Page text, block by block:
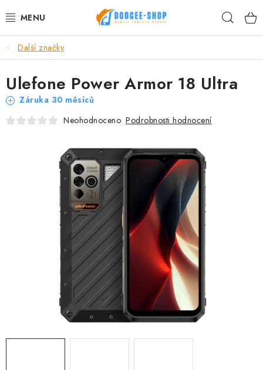
na
MOBILNÍ TELEFONY
TABLET PC
DALŠÍ ZNAČKY
AKČNÍ SLEVY
Proč nakupovat u nás Hodnocení obchodu
Kontakty
Vrácení zboží Obchodní podmínky
Další značky
Ulefone Power Armor 18 Ultra
Záruka 30 měsíců
Neohodnoceno Podrobnosti hodnocení